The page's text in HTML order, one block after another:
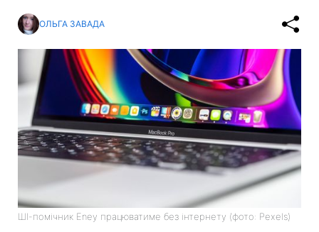
ОЛЬГА ЗАВАДА
ШІ-помічник Eney працюватиме без інтернету (фото: Pexels)